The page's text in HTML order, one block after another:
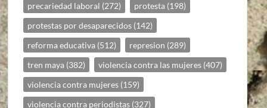
precariedad laboral (272) protesta (198)
protestas por desaparecidos (142)
reforma educativa (512) represion (289)
tren maya (382) violencia contra las mujeres (407)
violencia contra mujeres (159)
violencia contra periodistas (327)